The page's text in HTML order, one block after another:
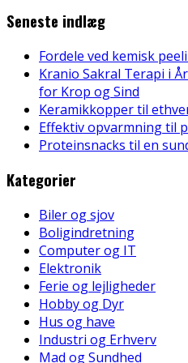
Seneste indlæg
Fordele ved kemisk
Kranio Sakral Terapi i
for Krop og Sind
Keramikkopper til
Effektiv opvarmning til
Proteinsnacks til en
Kategorier
Biler og sjov
Boligindretning
Computer og IT
Elektronik
Ferie og lejligheder
Hobby og Dyr
Hus og have
Industri og Erhverv
Mad og Sundhed